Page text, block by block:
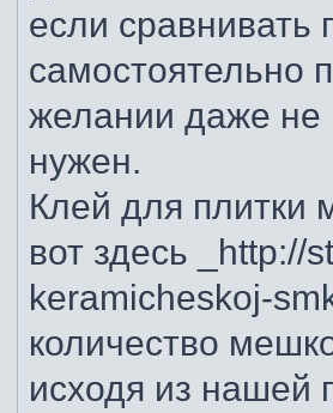
если сравнивать
самостоятельно
желании даже
нужен.
Клей для плитки
вот здесь _http://
keramicheskoj-
количество
исходя из нашей